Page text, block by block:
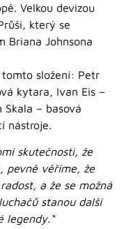
Velkou devizou
který se
Briana Johnsona
složení: Petr
kytara, Ivan Eis –
– basová
nástroje.
skutečnosti, že
pevně věříme, že
a že se možná
stanou další
legendy.“